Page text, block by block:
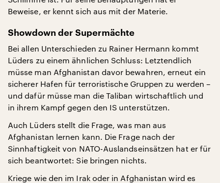
Beweise, er kennt sich aus mit der Materie.
Showdown der Supermächte
Bei allen Unterschieden zu Rainer Hermann kommt
Lüders zu einem ähnlichen Schluss: Letztendlich
müsse man Afghanistan davor bewahren, erneut ein
sicherer Hafen für terroristische Gruppen zu werden –
und dafür müsse man die Taliban wirtschaftlich und
in ihrem Kampf gegen den IS unterstützen.
Auch Lüders stellt die Frage, was man aus
Afghanistan lernen kann. Die Frage nach der
Sinnhaftigkeit von NATO-Auslandseinsätzen hat er für
sich beantwortet: Sie bringen nichts.
Kriege wie den im Irak oder in Afghanistan wird es